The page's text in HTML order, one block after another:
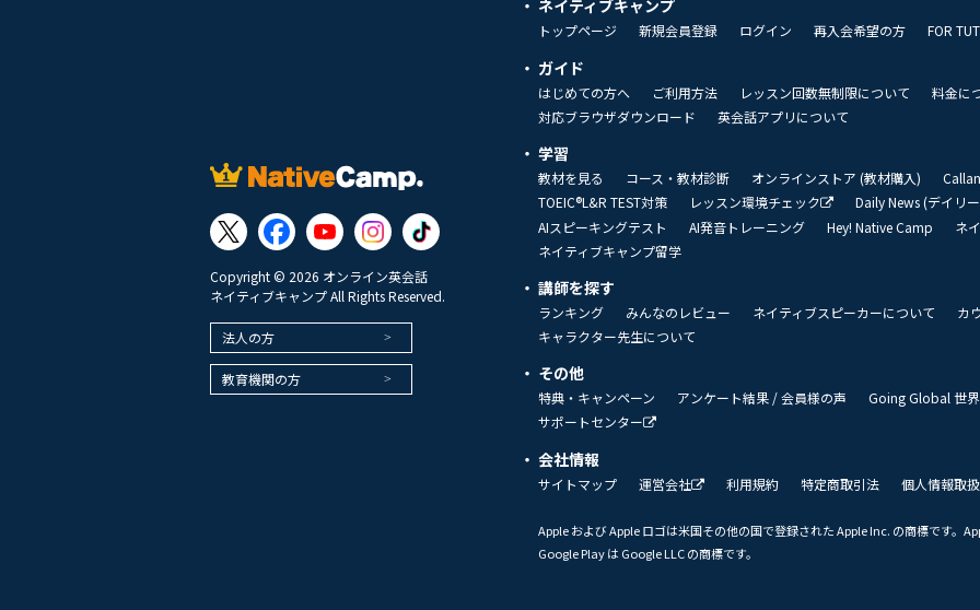
Copyright © 2026 オンライン英会話
ネイティブキャンプ All Rights Reserved.
法人の方
教育機関の方
ネイティブキャンプ
トップページ 新規会員登録 ログイン 再入会希望の方 FOR
ガイド
はじめての方へ ご利用方法 レッスン回数無制限について 料金に
対応ブラウザダウンロード
英会話アプリについて
学習
教材を見る コース・教材診断 オンラインストア (教材購入)
TOEIC®L&R TEST対策
レッスン環境チェック Daily News (デイリ
AIスピーキングテスト
AI発音トレーニング Hey! Native Camp ネ
ネイティブキャンプ留学
講師を探す
ランキング みんなのレビュー ネイティブスピーカーについて
カ
キャラクター先生について
その他
特典・キャンペーン アンケート結果 / 会員様の声 Going Global 世
サポートセンター
会社情報
サイトマップ 運営会社 利用規約 特定商取引法 個人情報取
Apple および Apple ロゴは米国その他の国で登録された Apple Inc. の商標です。
Google Play は Google LLC の商標です。